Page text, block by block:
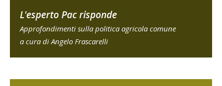
L'esperto Pac risponde
Approfondimenti sulla politica agricola comune
a cura di Angelo Frascarelli